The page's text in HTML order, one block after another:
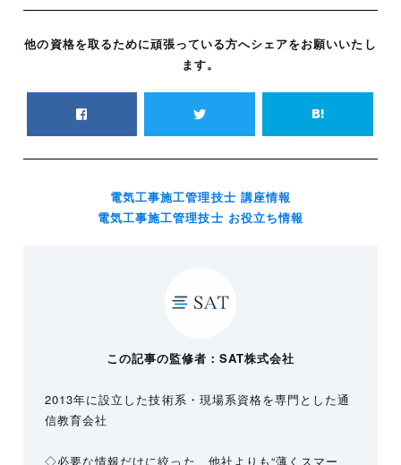
他の資格を取るために頑張っている方へシェアをお願いいたし
ます。
電気工事施工管理技士 講座情報
電気工事施工管理技士 お役立ち情報
この記事の監修者：SAT株式会社
2013年に設立した技術系・現場系資格を専門とした通
信教育会社
◇必要な情報だけに絞った、他社よりも“薄くスマー